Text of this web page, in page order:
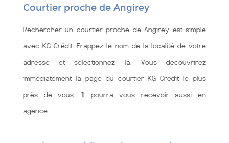
Courtier proche de Angirey
Rechercher un courtier proche de Angirey est simple
avec KG Crédit. Frappez le nom de la localité de votre
adresse et sélectionnez la. Vous découvrirez
immédiatement la page du courtier KG Crédit le plus
près de vous. Il pourra vous recevoir aussi en
agence.